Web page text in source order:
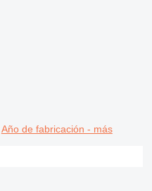
Año de fabricación - más